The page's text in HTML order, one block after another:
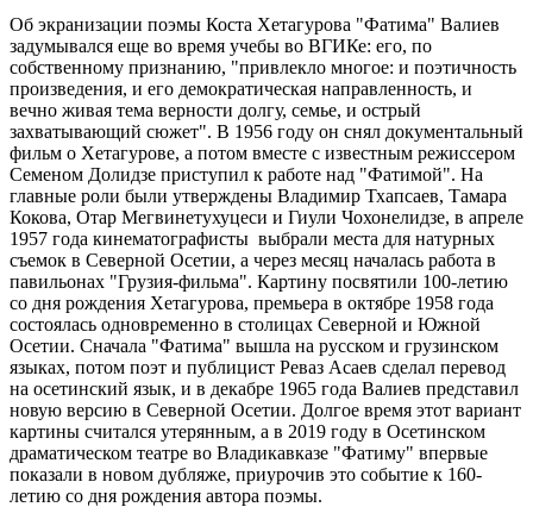
Об экранизации поэмы Коста Хетагурова "Фатима" Валиев
задумывался еще во время учебы во ВГИКе: его, по
собственному признанию, "привлекло многое: и поэтичность
произведения, и его демократическая направленность, и
вечно живая тема верности долгу, семье, и острый
захватывающий сюжет". В 1956 году он снял документальный
фильм о Хетагурове, а потом вместе с известным режиссером
Семеном Долидзе приступил к работе над "Фатимой". На
главные роли были утверждены Владимир Тхапсаев, Тамара
Кокова, Отар Мегвинетухуцеси и Гиули Чохонелидзе, в апреле
1957 года кинематографисты выбрали места для натурных
съемок в Северной Осетии, а через месяц началась работа в
павильонах "Грузия-фильма". Картину посвятили 100-летию
со дня рождения Хетагурова, премьера в октябре 1958 года
состоялась одновременно в столицах Северной и Южной
Осетии. Сначала "Фатима" вышла на русском и грузинском
языках, потом поэт и публицист Реваз Асаев сделал перевод
на осетинский язык, и в декабре 1965 года Валиев представил
новую версию в Северной Осетии. Долгое время этот вариант
картины считался утерянным, а в 2019 году в Осетинском
драматическом театре во Владикавказе "Фатиму" впервые
показали в новом дубляже, приурочив это событие к 160-
летию со дня рождения автора поэмы.